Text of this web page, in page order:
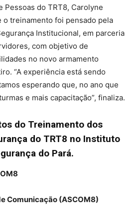
Pessoas do TRT8, Carolyne
o treinamento foi pensado pela
Institucional, em parceria
com objetivo de
no novo armamento
“A experiência está sendo
esperando que, no ano que
e mais capacitação”, finaliza.
do Treinamento dos
do TRT8 no Instituto
do Pará.
Comunicação (ASCOM8)